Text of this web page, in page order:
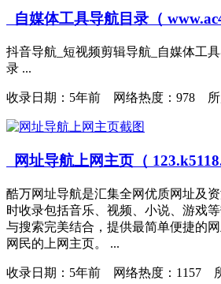
自媒体工具导航目录（
抖音导航_短视频剪辑导航_自媒体工
录 ...
收录日期： 5年前 网络热度：978 所
网址导航上网主页（
酷万网址导航是汇集全网优质网址及
时收录包括音乐、视频、小说、游戏
与搜索完美结合，提供最简单便捷的
网民的上网主页。 ...
收录日期： 5年前 网络热度：1157